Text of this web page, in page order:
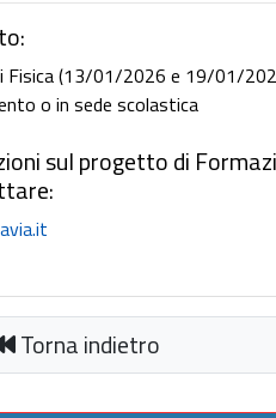
Fisica (13/01/2026 e 19/01/
o in sede scolastica
sul progetto di
Torna indietro